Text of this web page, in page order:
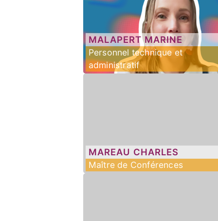
MALAPERT MARINE
Personnel technique et
administratif
MAREAU CHARLES
Maître de Conférences